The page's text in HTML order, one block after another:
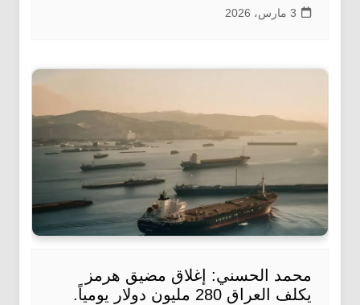
3 مارس، 2026
محمد الحسني: إغلاق مضيق هرمز
يكلف العراق 280 مليون دولار يومياً.